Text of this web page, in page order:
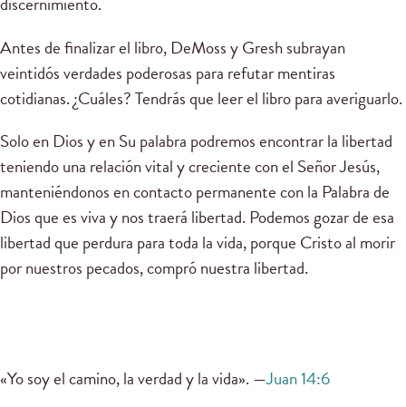
Antes de finalizar el libro, DeMoss y Gresh subrayan
veintidós verdades poderosas para refutar mentiras
cotidianas. ¿Cuáles? Tendrás que leer el libro para averiguarlo.
Solo en Dios y en Su palabra podremos encontrar la libertad
teniendo una relación vital y creciente con el Señor Jesús,
manteniéndonos en contacto permanente con la Palabra de
Dios que es viva y nos traerá libertad. Podemos gozar de esa
libertad que perdura para toda la vida, porque Cristo al morir
por nuestros pecados, compró nuestra libertad.
«Yo soy el camino, la verdad y la vida». —Juan 14:6